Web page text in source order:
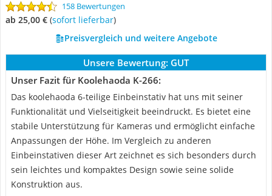
158 Bewertungen
ab 25,00 € ( Sofort lieferbar)
Preisvergleich und weitere Angebote
Unsere Bewertung: GUT
Unser Fazit für Koolehaoda K-266:
Das koolehaoda 6-teilige Einbeinstativ hat uns mit seiner
Funktionalität und Vielseitigkeit beeindruckt. Es bietet eine
stabile Unterstützung für Kameras und ermöglicht einfache
Anpassungen der Höhe. Im Vergleich zu anderen
Einbeinstativen dieser Art zeichnet es sich besonders durch
sein leichtes und kompaktes Design sowie seine solide
Konstruktion aus.